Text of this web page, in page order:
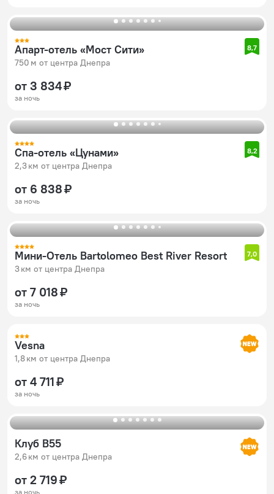
Апарт-отель «Мост Сити»
750 м от центра Днепра
8,7
от 3 834 ₽
за ночь
Спа-отель «Цунами»
2,3 км от центра Днепра
8,2
от 6 838 ₽
за ночь
Мини-Отель Bartolomeo Best River Resort
3 км от центра Днепра
7,0
от 7 018 ₽
за ночь
Vesna
1,8 км от центра Днепра
от 4 711 ₽
за ночь
Клуб B55
2,6 км от центра Днепра
от 2 719 ₽
за ночь